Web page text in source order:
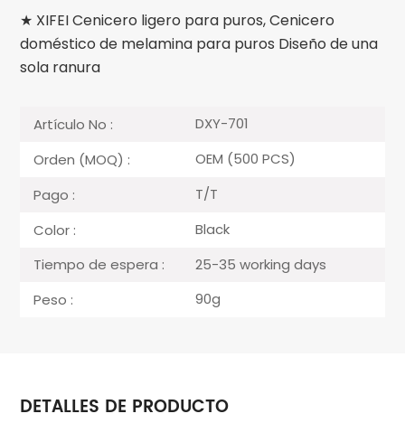
★ XIFEI Cenicero ligero para puros, Cenicero
doméstico de melamina para puros Diseño de una
sola ranura
Artículo No :
DXY-701
Orden (MOQ) :
OEM (500 PCS)
Pago :
T/T
Color :
Black
Tiempo de espera :
25-35 working days
Peso :
90g
DETALLES DE PRODUCTO